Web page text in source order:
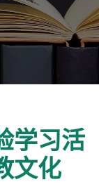
学习活
文化